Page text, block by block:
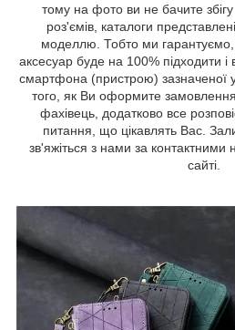
тому на фото ви не бачите збігу
роз'ємів, каталоги
моделлю. Тобто ми
аксесуар буде на 100% підходити і
смартфона (пристрою) зазначеної у
того, як Ви оформите
фахівець, додатково все
питання, що цікавлять Вас.
зв'яжіться з нами за
сайті.